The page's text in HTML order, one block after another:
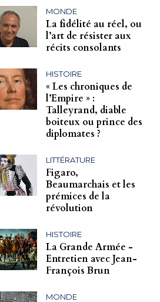
MONDE
La fidélité au réel, ou
l’art de résister aux
récits consolants
HISTOIRE
« Les chroniques de
l’Empire » :
Talleyrand, diable
boiteux ou prince des
diplomates ?
LITTÉRATURE
Figaro,
Beaumarchais et les
prémices de la
révolution
HISTOIRE
La Grande Armée -
Entretien avec Jean-
François Brun
MONDE